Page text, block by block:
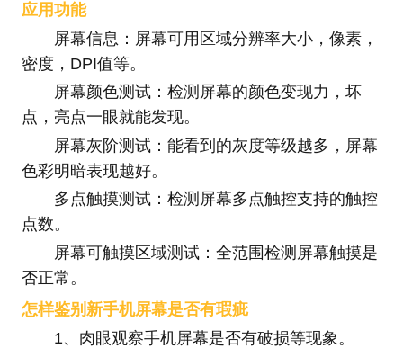
应用功能
屏幕信息：屏幕可用区域分辨率大小，像素，
密度，DPI值等。
屏幕颜色测试：检测屏幕的颜色变现力，坏
点，亮点一眼就能发现。
屏幕灰阶测试：能看到的灰度等级越多，屏幕
色彩明暗表现越好。
多点触摸测试：检测屏幕多点触控支持的触控
点数。
屏幕可触摸区域测试：全范围检测屏幕触摸是
否正常。
怎样鉴别新手机屏幕是否有瑕疵
1、肉眼观察手机屏幕是否有破损等现象。